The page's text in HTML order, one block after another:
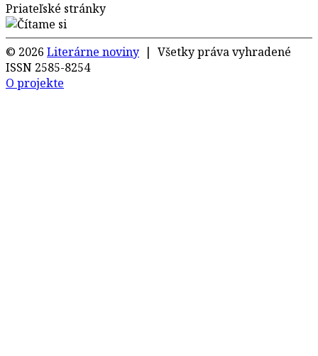
Priateľské stránky
© 2026 Literárne noviny | Všetky práva vyhradené
ISSN 2585-8254
O projekte